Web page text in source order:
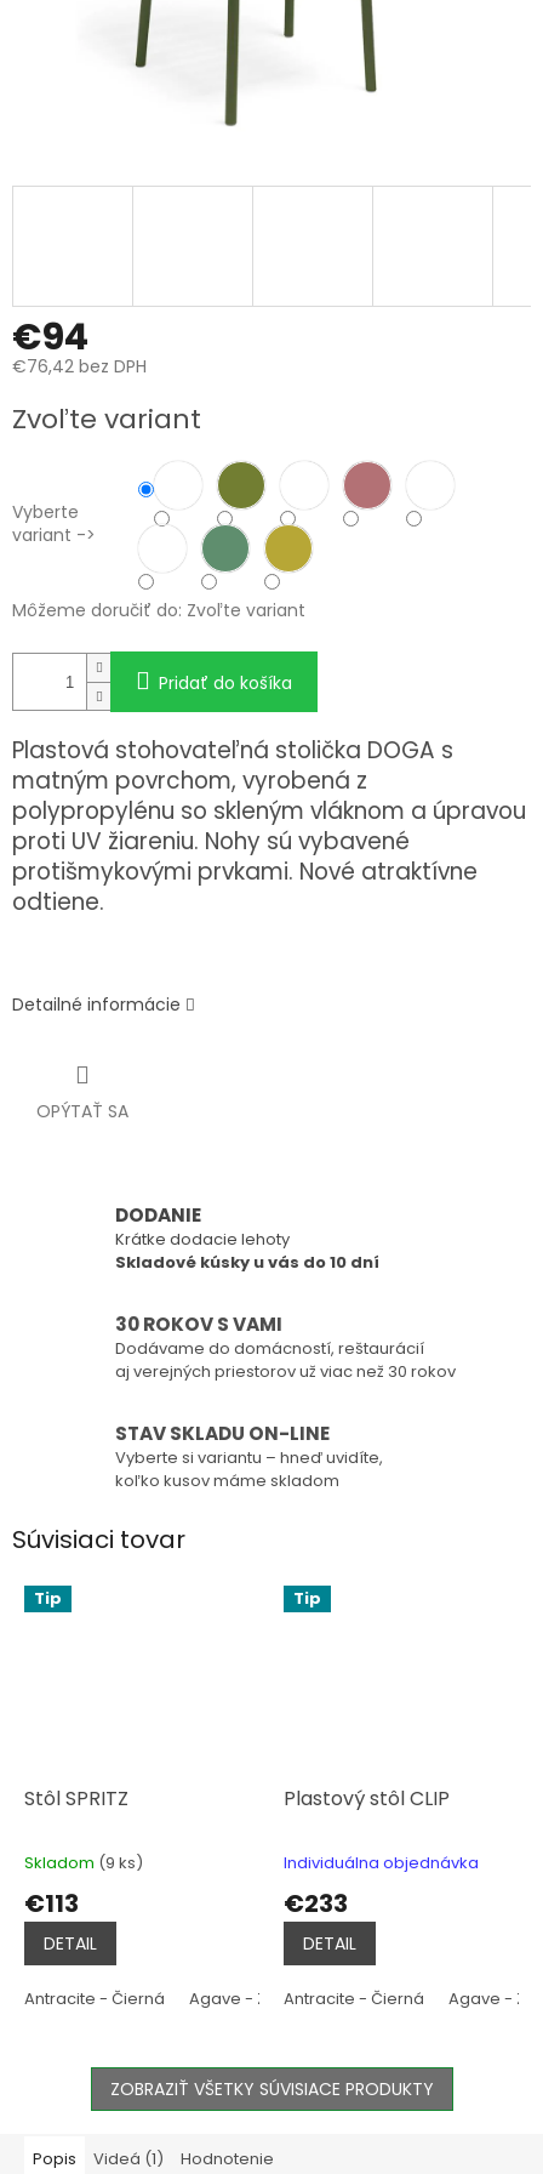
€94
€76,42 bez DPH
cena:
Zvoľte variant
Vyberte
variant ->
Môžeme doručiť do: Zvoľte variant
Pridať do košíka
Plastová stohovateľná stolička DOGA s
matným povrchom, vyrobená z
polypropylénu so skleným vláknom a úpravou
proti UV žiareniu. Nohy sú vybavené
protišmykovými prvkami. Nové atraktívne
odtiene.
Detailné informácie
OPÝTAŤ SA
DODANIE
Krátke dodacie lehoty
Skladové kúsky u vás do 10 dní
30 ROKOV S VAMI
Dodávame do domácností, reštaurácií
aj verejných priestorov už viac než 30 rokov
STAV SKLADU ON-LINE
Vyberte si variantu – hneď uvidíte,
koľko kusov máme skladom
Súvisiaci tovar
Tip
Stôl SPRITZ
Priemerné
produktu
je
5,0
z
5
hviezdičiek.
Skladom (9 ks)
€113
DETAIL
Antracite - Čierná Agave - Zelená Bianco - Biela Celeste
Tip
Plastový stôl CLIP
Priemerné
produktu
je
5,0
z
5
hviezdičiek.
Individuálna objednávka
€233
DETAIL
Antracite - Čierná Agave -
ZOBRAZIŤ VŠETKY SÚVISIACE PRODUKTY
Popis Videá (1) Hodnotenie